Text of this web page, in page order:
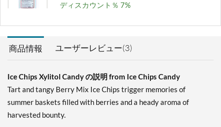
ディスカウント％ 7%
Pouch 2 oz
ディスカウント％ 7%
カートに入れる »
Cinnamon - Pouch 2 oz
販売価格: AU$10.41
商品情報 ユーザーレビュー(3)
Ice Chips Xylitol Candy の説明 from Ice Chips Candy
Tart and tangy Berry Mix Ice Chips trigger memories of
summer baskets filled with berries and a heady aroma of
harvested bounty.